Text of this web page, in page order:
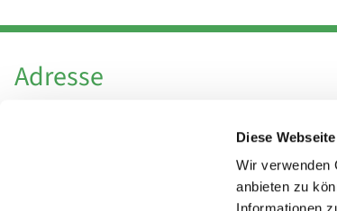
Diese
Wir verwenden
anbieten zu
Adresse
Hl. Theresa von Avila Berlin Nordost
Leitender Pfarrer - Norbert Pomplun